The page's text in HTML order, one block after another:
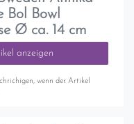
Bol Bowl
Ø ca. 14 cm
anzeigen
wenn der Artikel